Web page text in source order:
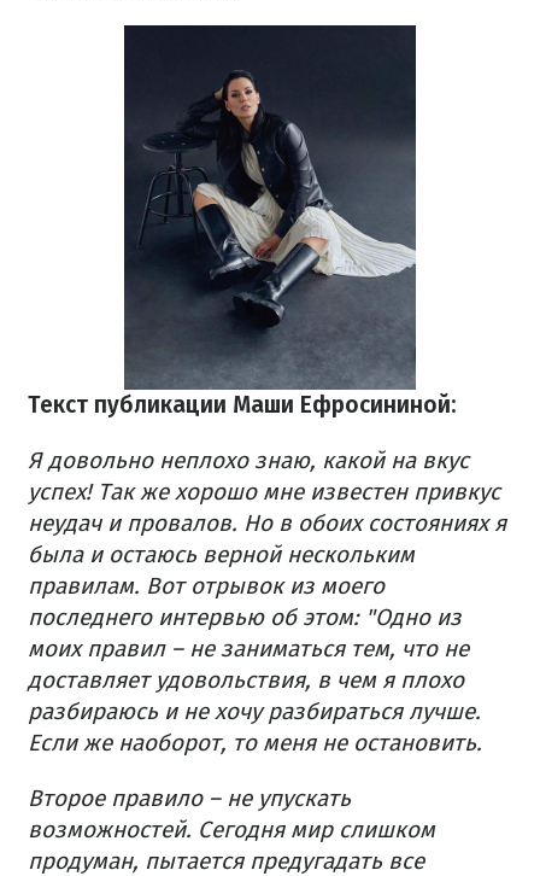
Текст публикации Маши Ефросининой:
Я довольно неплохо знаю, какой на вкус
успех! Так же хорошо мне известен привкус
неудач и провалов. Но в обоих состояниях я
была и остаюсь верной нескольким
правилам. Вот отрывок из моего
последнего интервью об этом: "Одно из
моих правил – не заниматься тем, что не
доставляет удовольствия, в чем я плохо
разбираюсь и не хочу разбираться лучше.
Если же наоборот, то меня не остановить.
Второе правило – не упускать
возможностей. Сегодня мир слишком
продуман, пытается предугадать все